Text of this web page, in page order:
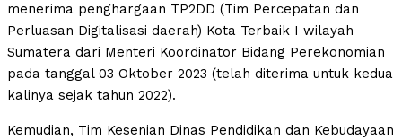
menerima penghargaan TP2DD (Tim Percepatan dan
Perluasan Digitalisasi daerah) Kota Terbaik I wilayah
Sumatera dari Menteri Koordinator Bidang Perekonomian
pada tanggal 03 Oktober 2023 (telah diterima untuk kedua
kalinya sejak tahun 2022).
Kemudian, Tim Kesenian Dinas Pendidikan dan Kebudayaan